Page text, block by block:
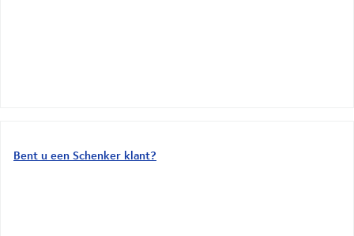
Bent u een Schenker klant?